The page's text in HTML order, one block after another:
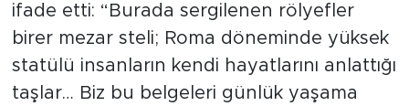
ifade etti: “Burada sergilenen rölyefler
birer mezar steli; Roma döneminde yüksek
statülü insanların kendi hayatlarını anlattığı
taşlar… Biz bu belgeleri günlük yaşama